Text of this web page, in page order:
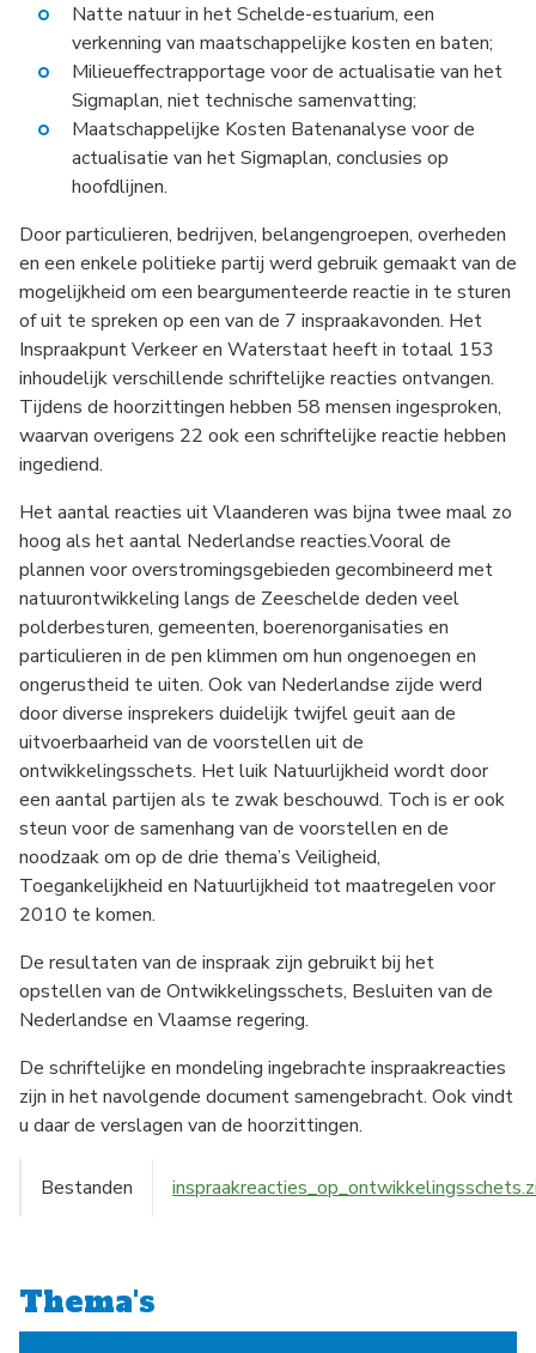
Natte natuur in het Schelde-estuarium, een
verkenning van maatschappelijke kosten en baten;
Milieueffectrapportage voor de actualisatie van het
Sigmaplan, niet technische samenvatting;
Maatschappelijke Kosten Batenanalyse voor de
actualisatie van het Sigmaplan, conclusies op
hoofdlijnen.
Door particulieren, bedrijven, belangengroepen, overheden
en een enkele politieke partij werd gebruik gemaakt van de
mogelijkheid om een beargumenteerde reactie in te sturen
of uit te spreken op een van de 7 inspraakavonden. Het
Inspraakpunt Verkeer en Waterstaat heeft in totaal 153
inhoudelijk verschillende schriftelijke reacties ontvangen.
Tijdens de hoorzittingen hebben 58 mensen ingesproken,
waarvan overigens 22 ook een schriftelijke reactie hebben
ingediend.
Het aantal reacties uit Vlaanderen was bijna twee maal zo
hoog als het aantal Nederlandse reacties.Vooral de
plannen voor overstromingsgebieden gecombineerd met
natuurontwikkeling langs de Zeeschelde deden veel
polderbesturen, gemeenten, boerenorganisaties en
particulieren in de pen klimmen om hun ongenoegen en
ongerustheid te uiten. Ook van Nederlandse zijde werd
door diverse insprekers duidelijk twijfel geuit aan de
uitvoerbaarheid van de voorstellen uit de
ontwikkelingsschets. Het luik Natuurlijkheid wordt door
een aantal partijen als te zwak beschouwd. Toch is er ook
steun voor de samenhang van de voorstellen en de
noodzaak om op de drie thema’s Veiligheid,
Toegankelijkheid en Natuurlijkheid tot maatregelen voor
2010 te komen.
De resultaten van de inspraak zijn gebruikt bij het
opstellen van de Ontwikkelingsschets, Besluiten van de
Nederlandse en Vlaamse regering.
De schriftelijke en mondeling ingebrachte inspraakreacties
zijn in het navolgende document samengebracht. Ook vindt
u daar de verslagen van de hoorzittingen.
Bestanden
Thema's